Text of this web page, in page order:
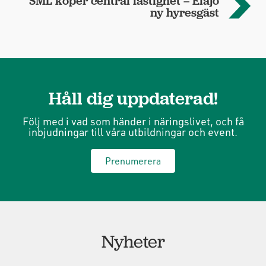
ny hyresgäst
Håll dig uppdaterad!
Följ med i vad som händer i näringslivet, och få
inbjudningar till våra utbildningar och event.
Prenumerera
Nyheter